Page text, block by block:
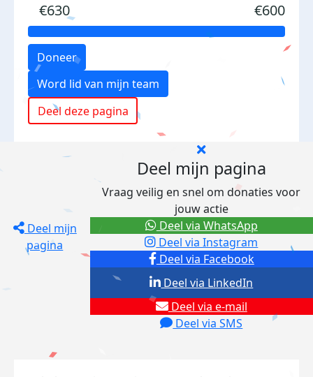
€630 €600
Doneer
Word lid van mijn team
Deel deze pagina
Deel mijn
pagina
Deel mijn pagina
Vraag veilig en snel om donaties voor
jouw actie
Deel via Facebook
Deel via Instagram
Deel via e-mail
Deel via SMS
Deel via LinkedIn
Deel via WhatsApp